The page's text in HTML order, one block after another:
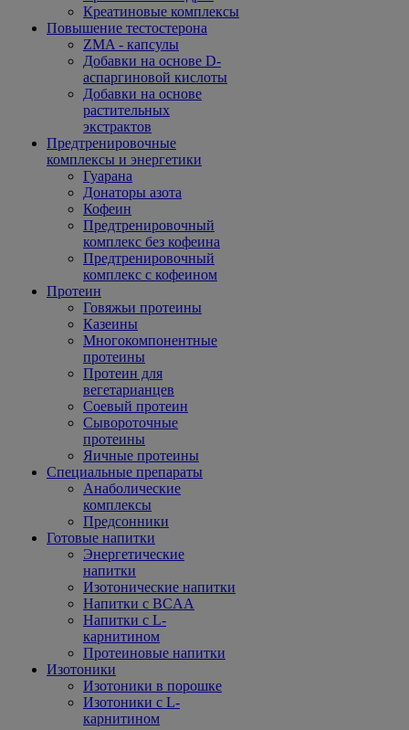
Креатиновые комплексы
Повышение тестостерона
ZMA - капсулы
Добавки на основе D-
аспаргиновой кислоты
Добавки на основе
растительных
экстрактов
Предтренировочные
комплексы и энергетики
Гуарана
Донаторы азота
Кофеин
Предтренировочный
комплекс без кофеина
Предтренировочный
комплекс с кофеином
Протеин
Говяжьи протеины
Казеины
Многокомпонентные
протеины
Протеин для
вегетарианцев
Соевый протеин
Сывороточные
протеины
Яичные протеины
Специальные препараты
Анаболические
комплексы
Предсонники
Готовые напитки
Энергетические
напитки
Изотонические напитки
Напитки с BCAA
Напитки с L-
карнитином
Протеиновые напитки
Изотоники
Изотоники в порошке
Изотоники с L-
карнитином